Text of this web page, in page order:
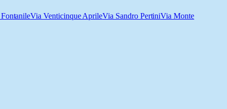
Via Venticinque AprileVia Sandro PertiniVia Monte